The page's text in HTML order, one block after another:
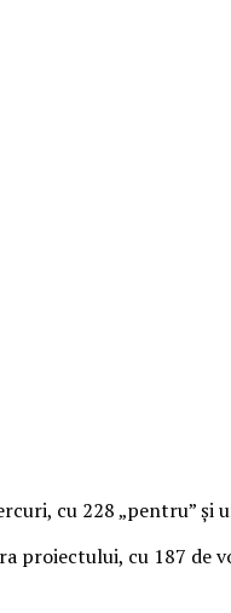
cu 228 „pentru”
proiectului, cu 187